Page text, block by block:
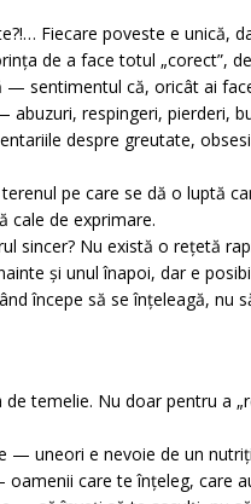
Fiecare poveste e unică,
de a face totul „corect”,
— sentimentul că, oricât ai
respingeri, pierderi,
despre greutate,
pe care se dă o luptă
cale de exprimare.
sincer? Nu există o rețetă
și unul înapoi, dar e
începe să se înțeleagă, nu
temelie. Nu doar pentru a
— uneori e nevoie de un
care te înțeleg, care